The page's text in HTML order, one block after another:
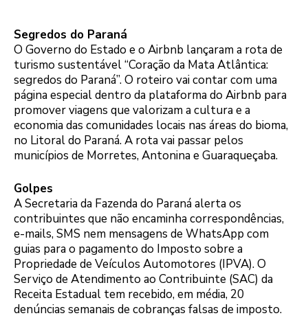
Segredos do Paraná
O Governo do Estado e o Airbnb lançaram a rota de
turismo sustentável “Coração da Mata Atlântica:
segredos do Paraná”. O roteiro vai contar com uma
página especial dentro da plataforma do Airbnb para
promover viagens que valorizam a cultura e a
economia das comunidades locais nas áreas do bioma,
no Litoral do Paraná. A rota vai passar pelos
municípios de Morretes, Antonina e Guaraqueçaba.
Golpes
A Secretaria da Fazenda do Paraná alerta os
contribuintes que não encaminha correspondências,
e-mails, SMS nem mensagens de WhatsApp com
guias para o pagamento do Imposto sobre a
Propriedade de Veículos Automotores (IPVA). O
Serviço de Atendimento ao Contribuinte (SAC) da
Receita Estadual tem recebido, em média, 20
denúncias semanais de cobranças falsas de imposto.